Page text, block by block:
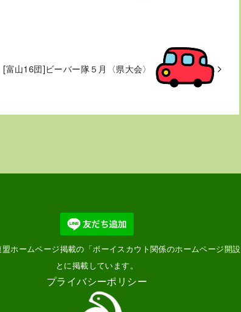
[富山16団]ビーバー隊５月〈県大会〉
ホームページ掲載の「ボーイスカウト関係のホームページ開設
とに掲載しています。
プライバシーポリシー